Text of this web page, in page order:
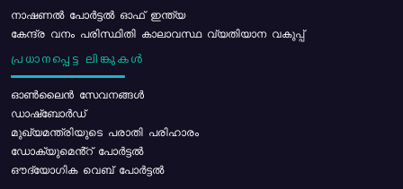
നാഷണൽ പോർട്ടൽ ഓഫ് ഇന്ത്യ
കേന്ദ്ര വനം പരിസ്ഥിതി കാലാവസ്ഥ വ്യതിയാന വകുപ്പ്
പ്രധാനപ്പെട്ട ലിങ്കുകൾ
ഓൺലൈൻ സേവനങ്ങൾ
ഡാഷ്ബോർഡ്
മുഖ്യമന്ത്രിയുടെ പരാതി പരിഹാരം
ഡോക്യുമെൻ്റ് പോർട്ടൽ
ഔദ്യോഗിക വെബ് പോർട്ടൽ